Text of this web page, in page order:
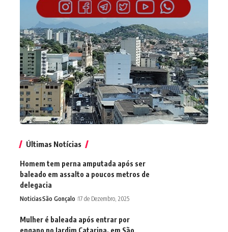
Últimas Notícias
Homem tem perna amputada após ser
baleado em assalto a poucos metros de
delegacia
NoticiasSão Gonçalo 17 de Dezembro, 2025
Mulher é baleada após entrar por